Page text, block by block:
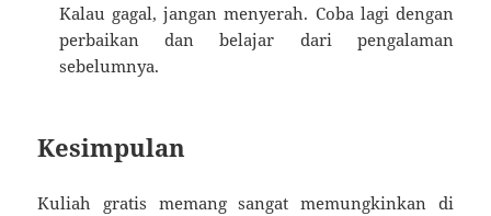
Kalau gagal, jangan menyerah. Coba lagi dengan
perbaikan dan belajar dari pengalaman
sebelumnya.
Kesimpulan
Kuliah gratis memang sangat memungkinkan di